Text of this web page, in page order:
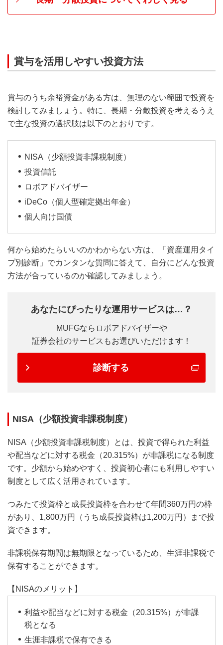
賞与を活用しやすい投資方法
賞与のうち余裕資金がある方は、無理のない範囲で投資を
検討してみましょう。特に、長期・分散投資を考えるうえ
で主な投資の選択肢は以下のとおりです。
NISA（少額投資非課税制度）
投資信託
ロボアドバイザー
iDeCo（個人型確定拠出年金）
個人向け国債
何から始めたらいいのかわからない方は、「資産運用タイ
プ別診断」でカンタンな質問に答えて、自分にどんな投資
方法が合っているのか確認してみましょう。
あなたにぴったりな運用サービスは…？
MUFGならロボアドバイザーや
証券会社のサービスもお選びいただけます！
診断する
NISA（少額投資非課税制度）
NISA（少額投資非課税制度）とは、投資で得られた利益
や配当などに対する税金（20.315%）が非課税になる制度
です。少額から始めやすく、投資初心者にも利用しやすい
制度として広く活用されています。
つみたて投資枠と成長投資枠を合わせて年間360万円の枠
があり、1,800万円（うち成長投資枠は1,200万円）まで投
資できます。
非課税保有期間は無期限となっているため、生涯非課税で
保有することができます。
【NISAのメリット】
利益や配当などに対する税金（20.315%）が非課
税となる
生涯非課税で保有できる